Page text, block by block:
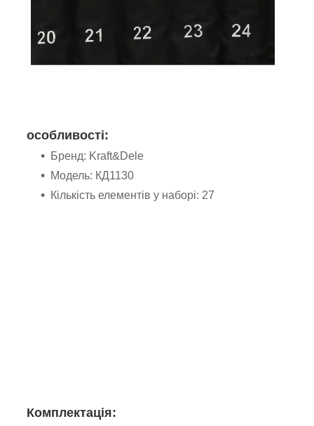
особливості:
Бренд: Kraft&Dele
Модель: КД1130
Кількість елементів у наборі: 27
Комплектація: